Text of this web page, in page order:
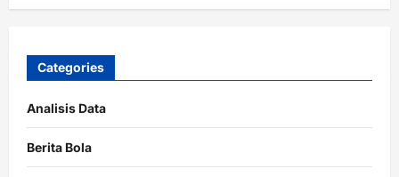
Categories
Analisis Data
Berita Bola